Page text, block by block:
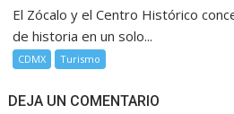
El Zócalo y el Centro Histórico
de historia en un solo...
CDMX Turismo
DEJA UN COMENTARIO